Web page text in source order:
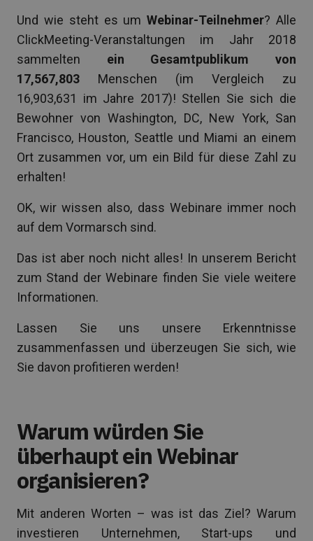
Und wie steht es umWebinar-Teilnehmer? Alle
ClickMeeting-Veranstaltungen im Jahr 2018
sammelten ein Gesamtpublikum von
17,567,803 Menschen (im Vergleich zu
16,903,631 im Jahre 2017)! Stellen Sie sich die
Bewohner von Washington, DC, New York, San
Francisco, Houston, Seattle und Miami an einem
Ort zusammen vor, um ein Bild für diese Zahl zu
erhalten!
OK, wir wissen also, dass Webinare immer noch
auf dem Vormarsch sind.
Das ist aber noch nicht alles! In unserem Bericht
zum Stand der Webinare finden Sie viele weitere
Informationen.
Lassen Sie uns unsere Erkenntnisse
zusammenfassen und überzeugen Sie sich, wie
Sie davon profitieren werden!
Warum würden Sie
überhaupt ein Webinar
organisieren?
Mit anderen Worten – was ist das Ziel? Warum
investieren Unternehmen, Start-ups und